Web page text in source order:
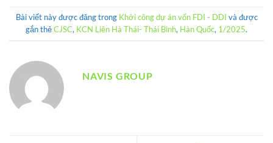
Bài viết này được đăng trong Khởi công dự án vốn FDI - DDI và được
gắn thẻCJSC, KCN Liên Hà Thái- Thái Bình, Hàn Quốc, 1/2025.
NAVIS GROUP